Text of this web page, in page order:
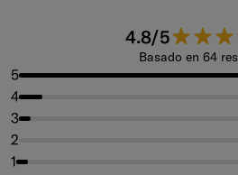
4.8/54.8 de 5
Basado en 64
5
4
3
2
1